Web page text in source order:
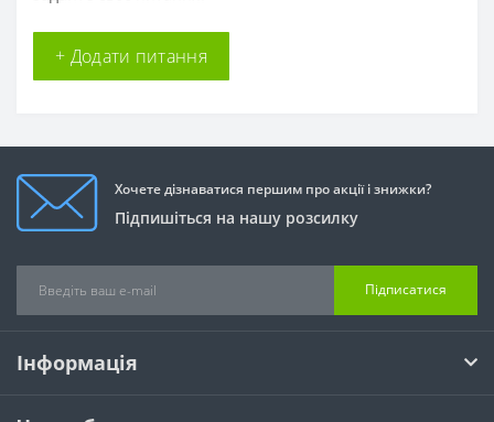
+ Додати питання
Хочете дізнаватися першим про акції і знижки?
Підпишіться на нашу розсилку
Підписатися
Інформація